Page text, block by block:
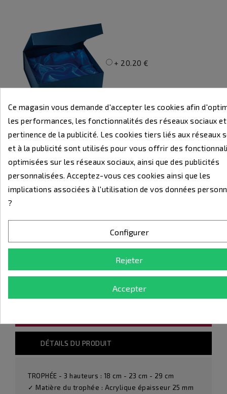
+ 20.20 €
DÉTAILS DU PRODUIT
TROPHÉE - 3 hauteurs : 18 cm - 23 cm - 29 cm
✓ Matière du trophée : Acrylique épaisseur 25 mm
Ce magasin vous demande d'accepter les cookies afin
les performances, les fonctionnalités des réseaux sociaux
pertinence de la publicité. Les cookies tiers liés aux réseaux
et à la publicité sont utilisés pour vous offrir des
optimisées sur les réseaux sociaux, ainsi que des publicités
personnalisées. Acceptez-vous ces cookies ainsi que les
implications associées à l'utilisation de vos données
?
Configurer
Rejeter
Accepter